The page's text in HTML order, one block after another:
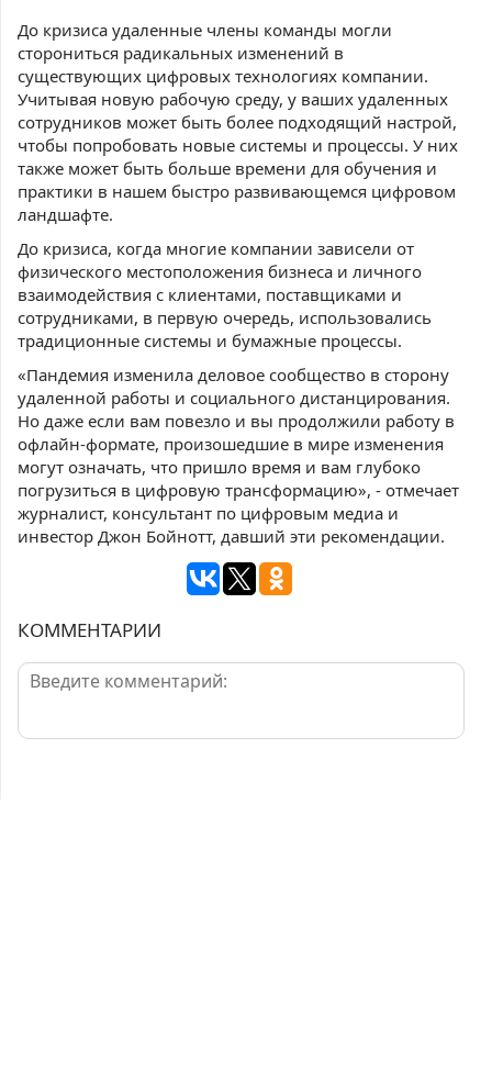
До кризиса удаленные члены команды могли
сторониться радикальных изменений в
существующих цифровых технологиях компании.
Учитывая новую рабочую среду, у ваших удаленных
сотрудников может быть более подходящий настрой,
чтобы попробовать новые системы и процессы. У них
также может быть больше времени для обучения и
практики в нашем быстро развивающемся цифровом
ландшафте.
До кризиса, когда многие компании зависели от
физического местоположения бизнеса и личного
взаимодействия с клиентами, поставщиками и
сотрудниками, в первую очередь, использовались
традиционные системы и бумажные процессы.
«Пандемия изменила деловое сообщество в сторону
удаленной работы и социального дистанцирования.
Но даже если вам повезло и вы продолжили работу в
офлайн-формате, произошедшие в мире изменения
могут означать, что пришло время и вам глубоко
погрузиться в цифровую трансформацию», - отмечает
журналист, консультант по цифровым медиа и
инвестор Джон Бойнотт, давший эти рекомендации.
КОММЕНТАРИИ